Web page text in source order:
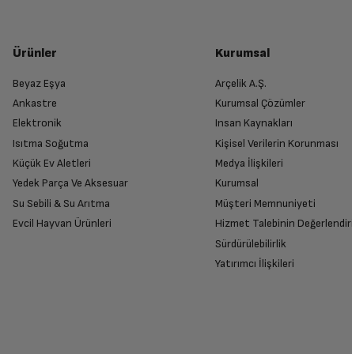
Ürünler
Beyaz Eşya
Ankastre
Elektronik
Isıtma Soğutma
Küçük Ev Aletleri
Yedek Parça Ve Aksesuar
Su Sebili & Su Arıtma
Evcil Hayvan Ürünleri
Kurumsal
Arçelik A.Ş.
Kurumsal Çözümler
Insan Kaynakları
Kişisel Verilerin Korunması
Medya İlişkileri
Kurumsal
Müşteri Memnuniyeti
Hizmet Talebinin
Sürdürülebilirlik
Yatırımcı İlişkileri